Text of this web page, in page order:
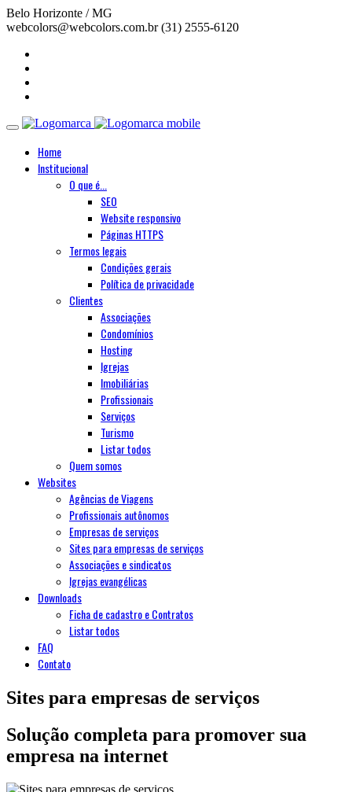
Belo Horizonte / MG
webcolors@webcolors.com.br (31) 2555-6120
Home
Institucional
O que é...
SEO
Website responsivo
Páginas HTTPS
Termos legais
Condições gerais
Política de privacidade
Clientes
Associações
Condomínios
Hosting
Igrejas
Imobiliárias
Profissionais
Serviços
Turismo
Listar todos
Quem somos
Websites
Agências de Viagens
Profissionais autônomos
Empresas de serviços
Sites para empresas de serviços
Associações e sindicatos
Igrejas evangélicas
Downloads
Ficha de cadastro e Contratos
Listar todos
FAQ
Contato
Sites para empresas de serviços
Solução completa para promover sua
empresa na internet